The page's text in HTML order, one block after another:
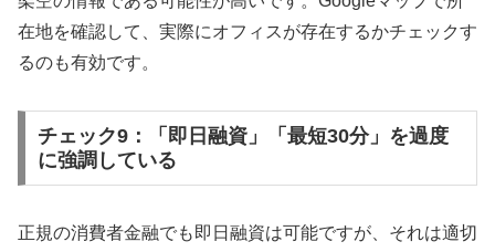
在地を確認して、実際にオフィスが存在するかチェックす
るのも有効です。
チェック9：「即日融資」「最短30分」を過度
に強調している
正規の消費者金融でも即日融資は可能ですが、それは適切